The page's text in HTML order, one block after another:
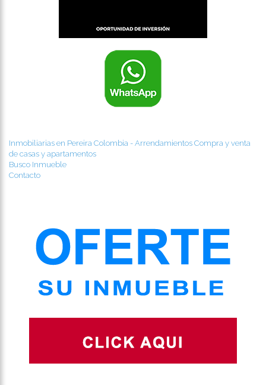
Inmobiliarias en Pereira Colombia - Arrendamientos Compra y venta
de casas y apartamentos
Busco Inmueble
Contacto